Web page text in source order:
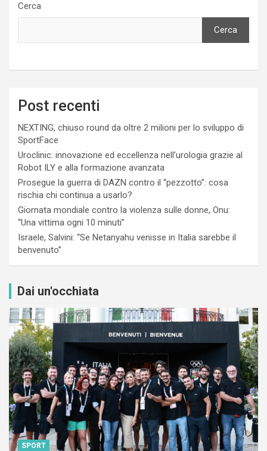
Cerca
Cerca
Post recenti
NEXTING, chiuso round da oltre 2 milioni per lo sviluppo di
SportFace
Uroclinic: innovazione ed eccellenza nell’urologia grazie al
Robot ILY e alla formazione avanzata
Prosegue la guerra di DAZN contro il “pezzotto”: cosa
rischia chi continua a usarlo?
Giornata mondiale contro la violenza sulle donne, Onu:
“Una vittima ogni 10 minuti”
Israele, Salvini: “Se Netanyahu venisse in Italia sarebbe il
benvenuto”
Dai un'occhiata
SPORT